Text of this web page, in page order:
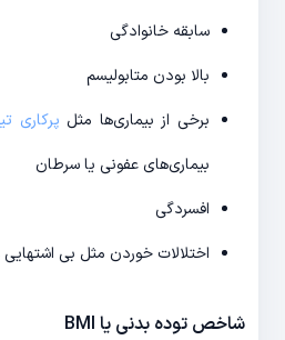
سابقه خانوادگی
بالا بودن متابولیسم
برخی از بیماری‌ها مثل پرکاری
بیماری‌های عفونی یا سرطان
افسردگی
اختلالات خوردن مثل بی
شاخص توده بدنی یا BMI